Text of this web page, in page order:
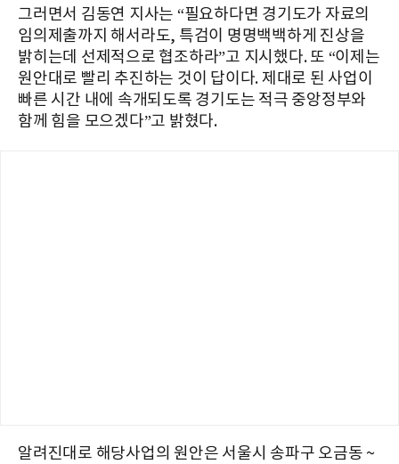
그러면서 김동연 지사는 “필요하다면 경기도가 자료의
임의제출까지 해서라도, 특검이 명명백백하게 진상을
밝히는데 선제적으로 협조하라”고 지시했다. 또 “이제는
원안대로 빨리 추진하는 것이 답이다. 제대로 된 사업이
빠른 시간 내에 속개되도록 경기도는 적극 중앙정부와
함께 힘을 모으겠다”고 밝혔다.
알려진대로 해당사업의 원안은 서울시 송파구 오금동 ~